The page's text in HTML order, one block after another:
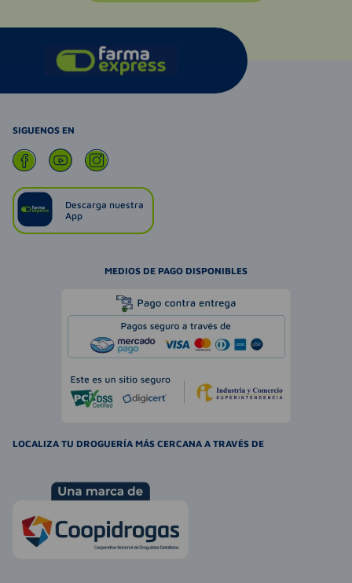
SIGUENOS EN
Descarga nuestra
App
MEDIOS DE PAGO DISPONIBLES
LOCALIZA TU DROGUERÍA MÁS CERCANA A TRAVÉS DE